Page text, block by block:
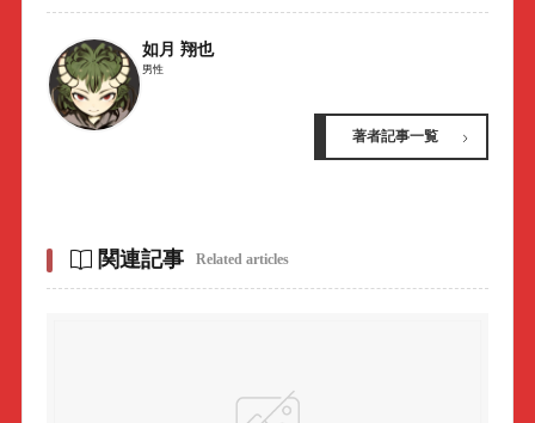
如月 翔也
男性
著者記事一覧
関連記事 Related articles